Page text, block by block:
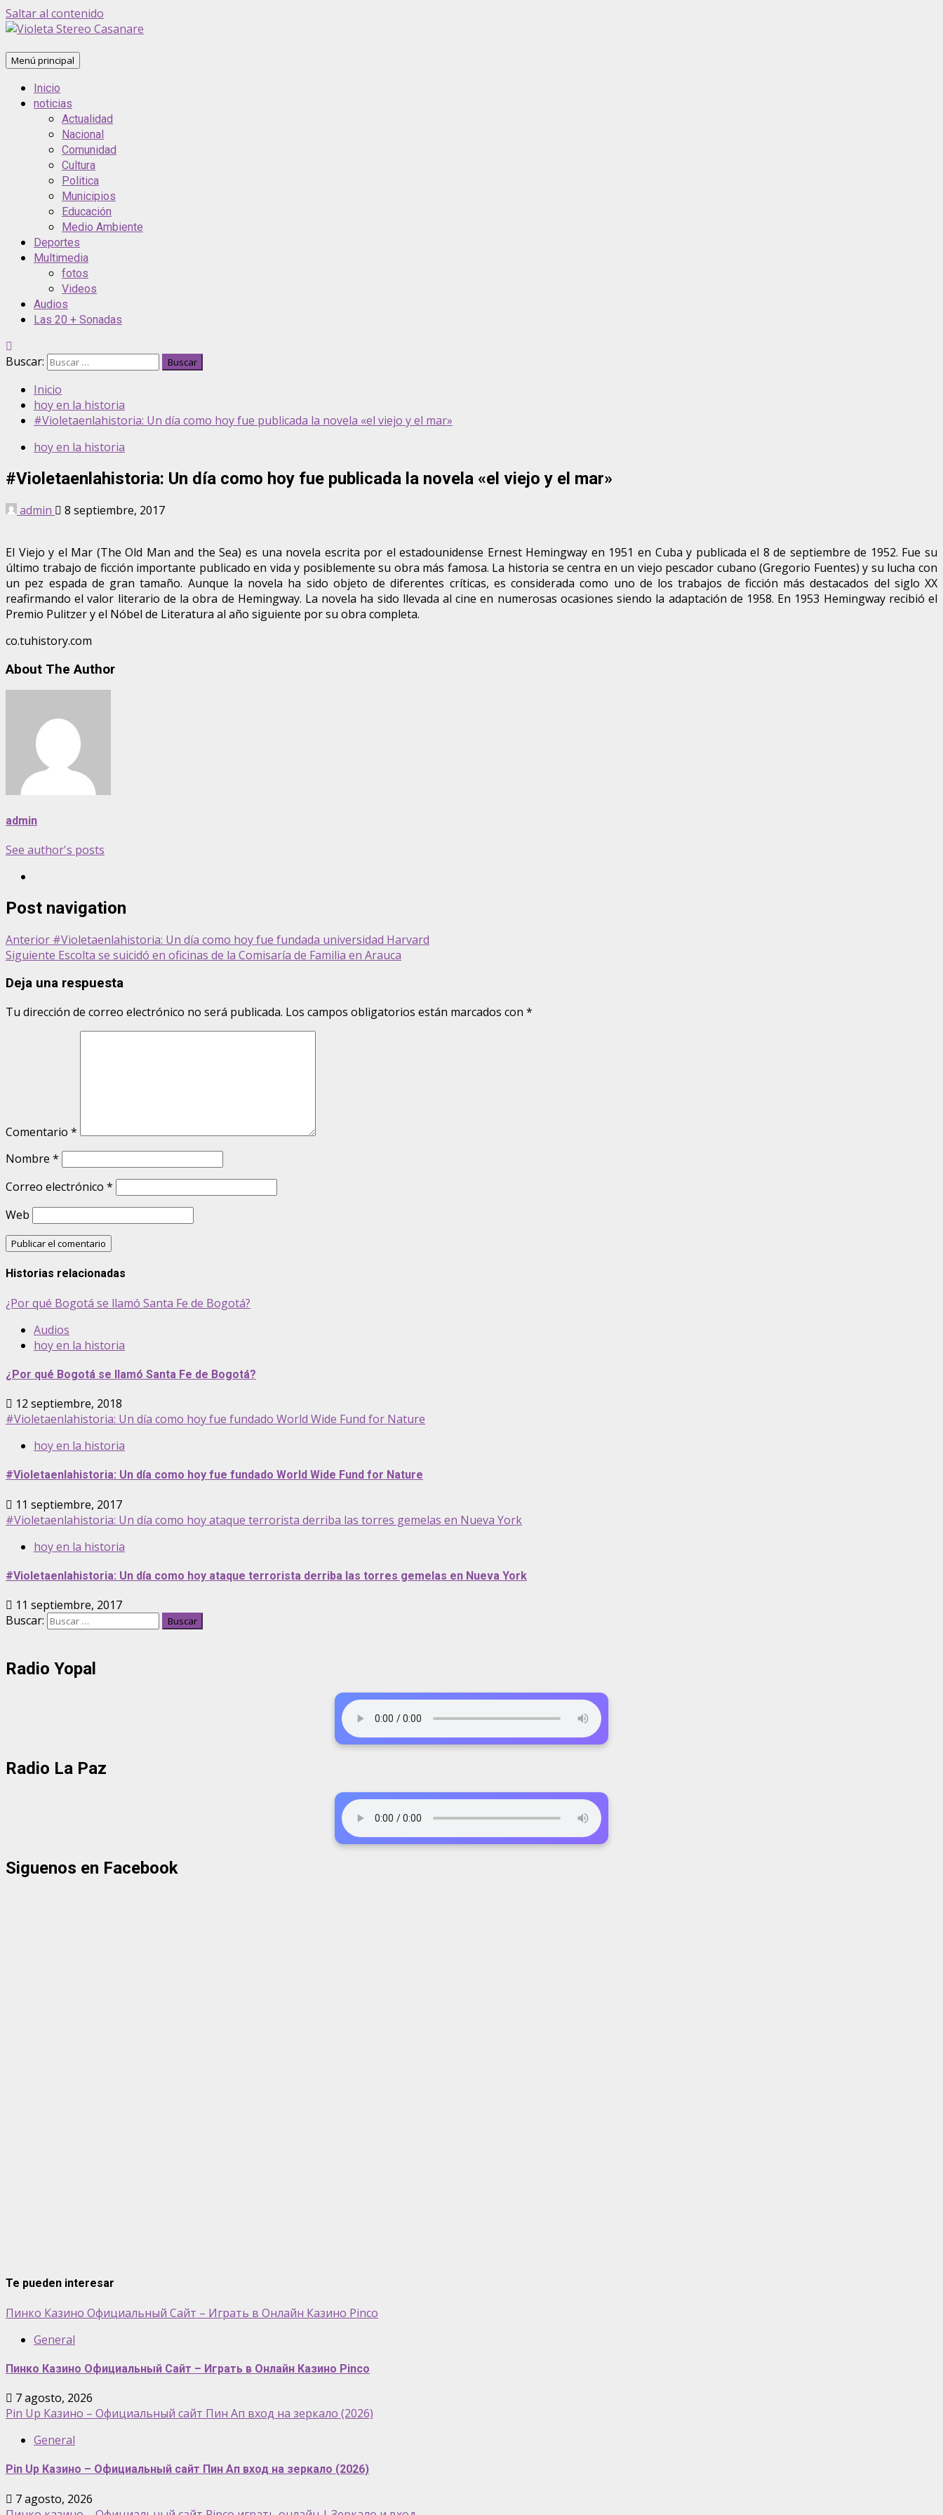
Saltar al contenido
Menú principal
Inicio
noticias
Actualidad
Nacional
Comunidad
Cultura
Politica
Municipios
Educación
Medio Ambiente
Deportes
Multimedia
fotos
Videos
Audios
Las 20 + Sonadas
Buscar:
Inicio
hoy en la historia
#Violetaenlahistoria: Un día como hoy fue publicada la novela «el viejo y el mar»
hoy en la historia
#Violetaenlahistoria: Un día como hoy fue publicada la novela «el viejo y el mar»
admin 8 septiembre, 2017
El Viejo y el Mar (The Old Man and the Sea) es una novela escrita por el estadounidense Ernest Hemingway en 1951 en Cuba y publicada el 8 de septiembre de 1952. Fue su
último trabajo de ficción importante publicado en vida y posiblemente su obra más famosa. La historia se centra en un viejo pescador cubano (Gregorio Fuentes) y su lucha con
un pez espada de gran tamaño. Aunque la novela ha sido objeto de diferentes críticas, es considerada como uno de los trabajos de ficción más destacados del siglo XX
reafirmando el valor literario de la obra de Hemingway. La novela ha sido llevada al cine en numerosas ocasiones siendo la adaptación de 1958. En 1953 Hemingway recibió el
Premio Pulitzer y el Nóbel de Literatura al año siguiente por su obra completa.
co.tuhistory.com
About The Author
admin
See author's posts
Post navigation
Anterior #Violetaenlahistoria: Un día como hoy fue fundada universidad Harvard
Siguiente Escolta se suicidó en oficinas de la Comisaría de Familia en Arauca
Deja una respuesta
Tu dirección de correo electrónico no será publicada. Los campos obligatorios están marcados con *
Comentario *
Nombre *
Correo electrónico *
Web
Historias relacionadas
¿Por qué Bogotá se llamó Santa Fe de Bogotá?
Audios
hoy en la historia
¿Por qué Bogotá se llamó Santa Fe de Bogotá?
12 septiembre, 2018
#Violetaenlahistoria: Un día como hoy fue fundado World Wide Fund for Nature
hoy en la historia
#Violetaenlahistoria: Un día como hoy fue fundado World Wide Fund for Nature
11 septiembre, 2017
#Violetaenlahistoria: Un día como hoy ataque terrorista derriba las torres gemelas en Nueva York
hoy en la historia
#Violetaenlahistoria: Un día como hoy ataque terrorista derriba las torres gemelas en Nueva York
11 septiembre, 2017
Buscar:
Radio Yopal
Radio La Paz
Siguenos en Facebook
Te pueden interesar
Пинко Казино Официальный Сайт – Играть в Онлайн Казино Pinco
General
Пинко Казино Официальный Сайт – Играть в Онлайн Казино Pinco
7 agosto, 2026
Pin Up Казино – Официальный сайт Пин Ап вход на зеркало (2026)
General
Pin Up Казино – Официальный сайт Пин Ап вход на зеркало (2026)
7 agosto, 2026